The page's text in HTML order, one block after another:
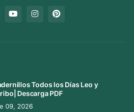
Todos los Días Leo y
Descarga PDF
09, 2026